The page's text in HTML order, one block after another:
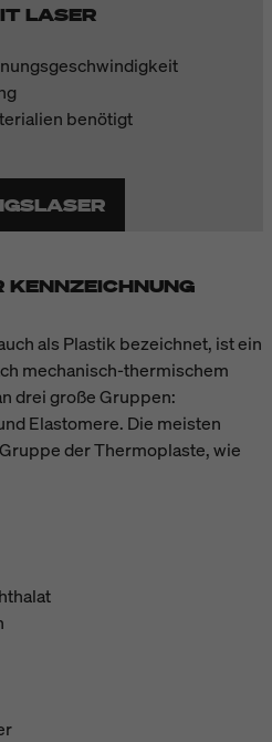
LASER
benötigt
KENNZEICHNUNG
als Plastik bezeichnet, ist ein
mechanisch-thermischem
drei große Gruppen:
Elastomere. Die meisten
der Thermoplaste, wie